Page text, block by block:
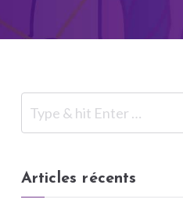
Articles récents